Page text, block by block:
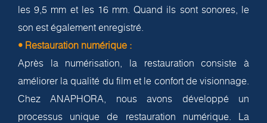
les 9,5 mm et les 16 mm. Quand ils sont sonores, le
son est également enregistré.
• Restauration numérique :
Après la numérisation, la restauration consiste à
améliorer la qualité du film et le confort de visionnage.
Chez ANAPHORA, nous avons développé un
processus unique de restauration numérique. La